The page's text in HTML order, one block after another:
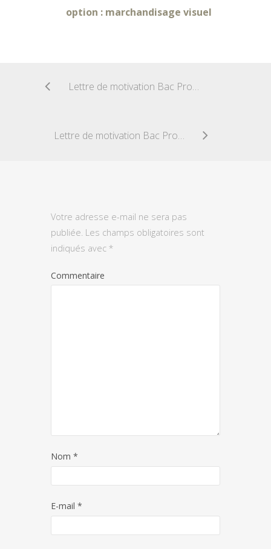
option : marchandisage visuel
Lettre de motivation Bac Pro Services (accueil, assistance, conseil)
Lettre de motivation Bac Pro Métiers de la mode et industries connexes-productique
Votre adresse e-mail ne sera pas
publiée. Les champs obligatoires sont
indiqués avec *
Commentaire
Nom *
E-mail *